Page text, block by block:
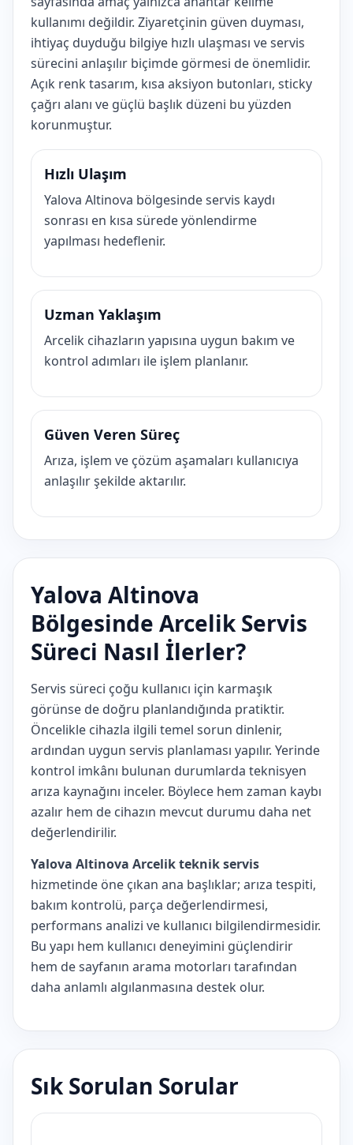
kullanımı değildir. Ziyaretçinin güven duyması,
ihtiyaç duyduğu bilgiye hızlı ulaşması ve servis
sürecini anlaşılır biçimde görmesi de önemlidir.
Açık renk tasarım, kısa aksiyon butonları, sticky
çağrı alanı ve güçlü başlık düzeni bu yüzden
korunmuştur.
Hızlı Ulaşım
Yalova Altinova bölgesinde servis kaydı
sonrası en kısa sürede yönlendirme
yapılması hedeflenir.
Uzman Yaklaşım
Arcelik cihazların yapısına uygun bakım ve
kontrol adımları ile işlem planlanır.
Güven Veren Süreç
Arıza, işlem ve çözüm aşamaları kullanıcıya
anlaşılır şekilde aktarılır.
Yalova Altinova
Bölgesinde Arcelik Servis
Süreci Nasıl İlerler?
Servis süreci çoğu kullanıcı için karmaşık
görünse de doğru planlandığında pratiktir.
Öncelikle cihazla ilgili temel sorun dinlenir,
ardından uygun servis planlaması yapılır. Yerinde
kontrol imkânı bulunan durumlarda teknisyen
arıza kaynağını inceler. Böylece hem zaman kaybı
azalır hem de cihazın mevcut durumu daha net
değerlendirilir.
Yalova Altinova Arcelik teknik servis
hizmetinde öne çıkan ana başlıklar; arıza tespiti,
bakım kontrolü, parça değerlendirmesi,
performans analizi ve kullanıcı bilgilendirmesidir.
Bu yapı hem kullanıcı deneyimini güçlendirir
hem de sayfanın arama motorları tarafından
daha anlamlı algılanmasına destek olur.
Sık Sorulan Sorular